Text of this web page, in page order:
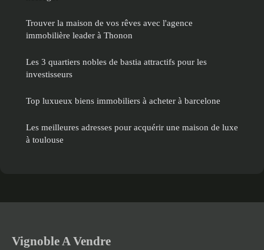
Trouver la maison de vos rêves avec l'agence
immobilière leader à Thonon
Les 3 quartiers nobles de bastia attractifs pour les
investisseurs
Top luxueux biens immobiliers à acheter à barcelone
Les meilleures adresses pour acquérir une maison de luxe
à toulouse
Vignoble A Vendre